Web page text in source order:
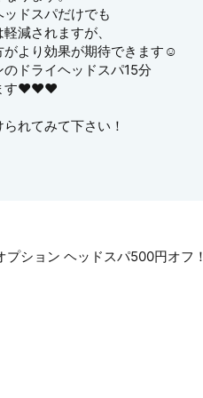
ドスパだけでも
減されますが、
がより効果が期待できます☺️
ドライヘッドスパ15分
す❤️❤️❤️
れてみて下さい！
プション ヘッドスパ500円オフ！